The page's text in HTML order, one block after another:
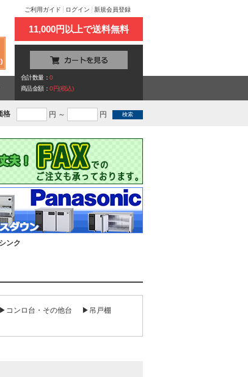
ご利用ガイド ログイン 新規会員登録
11,000円以上で送料無料
合計数量：0
商品金額：0円(税込)
格 円 ～ 円
シンク
▶コンロ台・その他台
▶吊戸棚